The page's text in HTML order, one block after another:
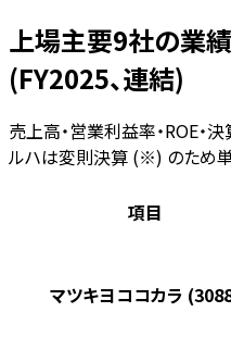
上場主要9社の業
(FY2025、連結)
売上高・営業利益率・ROE・
ルハは変則決算 (※) のため
項目
マツキヨココカラ